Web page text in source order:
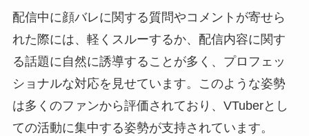
配信中に顔バレに関する質問やコメントが寄せら
れた際には、軽くスルーするか、配信内容に関す
る話題に自然に誘導することが多く、プロフェッ
ショナルな対応を見せています。このような姿勢
は多くのファンから評価されており、VTuberとし
ての活動に集中する姿勢が支持されています。